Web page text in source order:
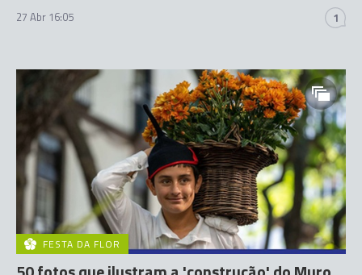
27 Abr 16:05 1
FESTA DA FLOR